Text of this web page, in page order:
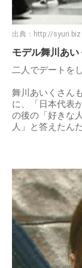
出典： http://syuri.biz
モデル舞川あ
二人でデートを
舞川あいくさん
に、「日本代表
の後の「好きな
人」と答えたん